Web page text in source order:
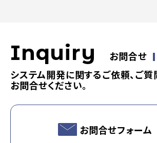
Inquiry
お問合せ
システム開発に関するご依頼、ご質
お問合せください。
お問合せフォーム